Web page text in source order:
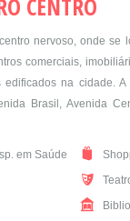
CENTRO
nervoso, onde se
comerciais,
na cidade.
Brasil, Avenida
em Saúde